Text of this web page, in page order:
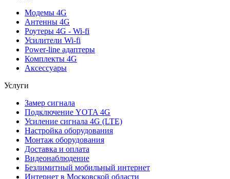
Модемы 4G
Антенны 4G
Роутеры 4G - Wi-fi
Усилители Wi-fi
Power-line адаптеры
Комплекты 4G
Аксессуары
Услуги
Замер сигнала
Подключение YOTA 4G
Усиление сигнала 4G (LTE)
Настройка оборудования
Монтаж оборудования
Доставка и оплата
Видеонаблюдение
Безлимитный мобильный интернет
Интернет в Московской области